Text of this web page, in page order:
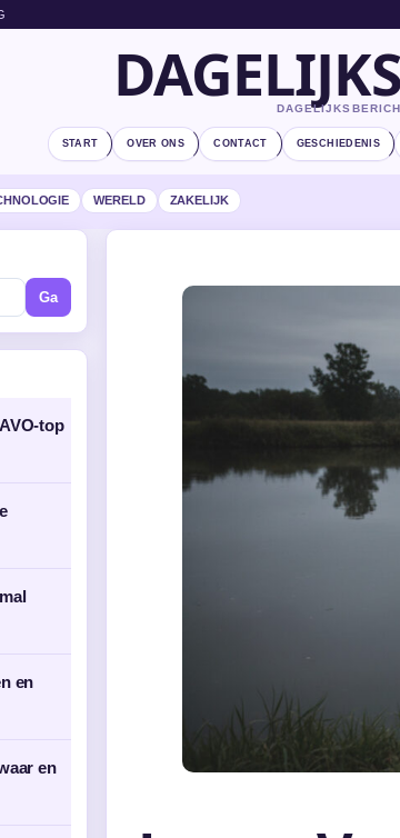
START OVER ONS CONTACT GESCHIEDENIS
WERELD ZAKELIJK
Ga
top
en
en